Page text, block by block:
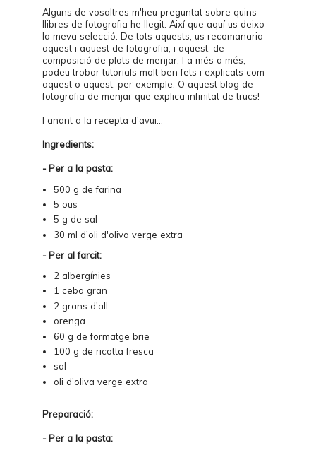
Alguns de vosaltres m'heu preguntat sobre quins
llibres de fotografia he llegit. Així que aquíus deixo
la meva selecció. De tots aquests, us recomanaria
aquest i aquest de fotografia, i aquest, de
composició de plats de menjar. I a més a més,
podeu trobar tutorials molt ben fets i explicats com
aquest o aquest, per exemple. O aquest blog de
fotografia de menjar que explica infinitat de trucs!
I anant a la recepta d'avui...
Ingredients:
- Per a la pasta:
500 g de farina
5 ous
5 g de sal
30 ml d'oli d'oliva verge extra
- Per al farcit:
2 albergínies
1 ceba gran
2 grans d'all
orenga
60 g de formatge brie
100 g de ricotta fresca
sal
oli d'oliva verge extra
Preparació:
- Per a la pasta: